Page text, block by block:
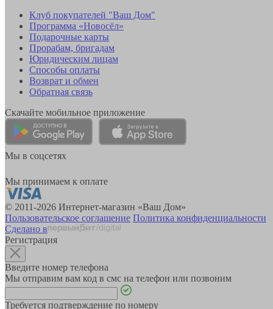
Клуб покупателей "Ваш Дом"
Программа «Новосёл»
Подарочные карты
Прорабам, бригадам
Юридическим лицам
Способы оплаты
Возврат и обмен
Обратная связь
Скачайте мобильное приложение
Мы в соцсетях
Мы принимаем к оплате
© 2011-2026 Интернет-магазин «Ваш Дом»
Пользовательское соглашение Политика конфиденциальности
Сделано в
Регистрация
Введите номер телефона
Мы отправим вам код в смс на телефон или позвоним
Требуется подтверждение по номеру